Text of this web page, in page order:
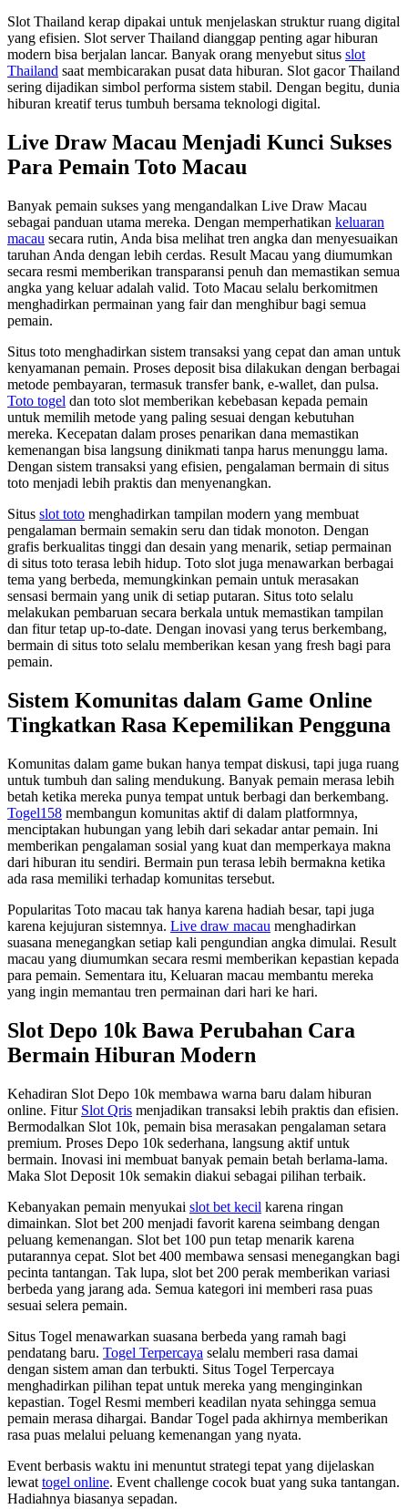
Slot Thailand kerap dipakai untuk menjelaskan struktur ruang digital
yang efisien. Slot server Thailand dianggap penting agar hiburan
modern bisa berjalan lancar. Banyak orang menyebut situs slot
Thailand saat membicarakan pusat data hiburan. Slot gacor Thailand
sering dijadikan simbol performa sistem stabil. Dengan begitu, dunia
hiburan kreatif terus tumbuh bersama teknologi digital.
Live Draw Macau Menjadi Kunci Sukses
Para Pemain Toto Macau
Banyak pemain sukses yang mengandalkan Live Draw Macau
sebagai panduan utama mereka. Dengan memperhatikan keluaran
macau secara rutin, Anda bisa melihat tren angka dan menyesuaikan
taruhan Anda dengan lebih cerdas. Result Macau yang diumumkan
secara resmi memberikan transparansi penuh dan memastikan semua
angka yang keluar adalah valid. Toto Macau selalu berkomitmen
menghadirkan permainan yang fair dan menghibur bagi semua
pemain.
Situs toto menghadirkan sistem transaksi yang cepat dan aman untuk
kenyamanan pemain. Proses deposit bisa dilakukan dengan berbagai
metode pembayaran, termasuk transfer bank, e-wallet, dan pulsa.
Toto togel dan toto slot memberikan kebebasan kepada pemain
untuk memilih metode yang paling sesuai dengan kebutuhan
mereka. Kecepatan dalam proses penarikan dana memastikan
kemenangan bisa langsung dinikmati tanpa harus menunggu lama.
Dengan sistem transaksi yang efisien, pengalaman bermain di situs
toto menjadi lebih praktis dan menyenangkan.
Situs slot toto menghadirkan tampilan modern yang membuat
pengalaman bermain semakin seru dan tidak monoton. Dengan
grafis berkualitas tinggi dan desain yang menarik, setiap permainan
di situs toto terasa lebih hidup. Toto slot juga menawarkan berbagai
tema yang berbeda, memungkinkan pemain untuk merasakan
sensasi bermain yang unik di setiap putaran. Situs toto selalu
melakukan pembaruan secara berkala untuk memastikan tampilan
dan fitur tetap up-to-date. Dengan inovasi yang terus berkembang,
bermain di situs toto selalu memberikan kesan yang fresh bagi para
pemain.
Sistem Komunitas dalam Game Online
Tingkatkan Rasa Kepemilikan Pengguna
Komunitas dalam game bukan hanya tempat diskusi, tapi juga ruang
untuk tumbuh dan saling mendukung. Banyak pemain merasa lebih
betah ketika mereka punya tempat untuk berbagi dan berkembang.
Togel158 membangun komunitas aktif di dalam platformnya,
menciptakan hubungan yang lebih dari sekadar antar pemain. Ini
memberikan pengalaman sosial yang kuat dan memperkaya makna
dari hiburan itu sendiri. Bermain pun terasa lebih bermakna ketika
ada rasa memiliki terhadap komunitas tersebut.
Popularitas Toto macau tak hanya karena hadiah besar, tapi juga
karena kejujuran sistemnya. Live draw macau menghadirkan
suasana menegangkan setiap kali pengundian angka dimulai. Result
macau yang diumumkan secara resmi memberikan kepastian kepada
para pemain. Sementara itu, Keluaran macau membantu mereka
yang ingin memantau tren permainan dari hari ke hari.
Slot Depo 10k Bawa Perubahan Cara
Bermain Hiburan Modern
Kehadiran Slot Depo 10k membawa warna baru dalam hiburan
online. Fitur Slot Qris menjadikan transaksi lebih praktis dan efisien.
Bermodalkan Slot 10k, pemain bisa merasakan pengalaman setara
premium. Proses Depo 10k sederhana, langsung aktif untuk
bermain. Inovasi ini membuat banyak pemain betah berlama-lama.
Maka Slot Deposit 10k semakin diakui sebagai pilihan terbaik.
Kebanyakan pemain menyukai slot bet kecil karena ringan
dimainkan. Slot bet 200 menjadi favorit karena seimbang dengan
peluang kemenangan. Slot bet 100 pun tetap menarik karena
putarannya cepat. Slot bet 400 membawa sensasi menegangkan bagi
pecinta tantangan. Tak lupa, slot bet 200 perak memberikan variasi
berbeda yang jarang ada. Semua kategori ini memberi rasa puas
sesuai selera pemain.
Situs Togel menawarkan suasana berbeda yang ramah bagi
pendatang baru. Togel Terpercaya selalu memberi rasa damai
dengan sistem aman dan terbukti. Situs Togel Terpercaya
menghadirkan pilihan tepat untuk mereka yang menginginkan
kepastian. Togel Resmi memberi keadilan nyata sehingga semua
pemain merasa dihargai. Bandar Togel pada akhirnya memberikan
rasa puas melalui peluang kemenangan yang nyata.
Event berbasis waktu ini menuntut strategi tepat yang dijelaskan
lewat togel online. Event challenge cocok buat yang suka tantangan.
Hadiahnya biasanya sepadan.